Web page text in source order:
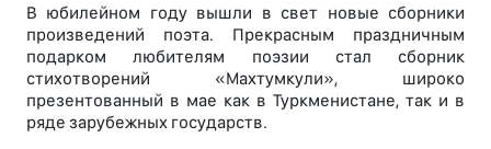
В юбилейном году вышли в свет новые сборники
произведений поэта. Прекрасным праздничным
подарком любителям поэзии стал сборник
стихотворений «Махтумкули», широко
презентованный в мае как в Туркменистане, так и в
ряде зарубежных государств.